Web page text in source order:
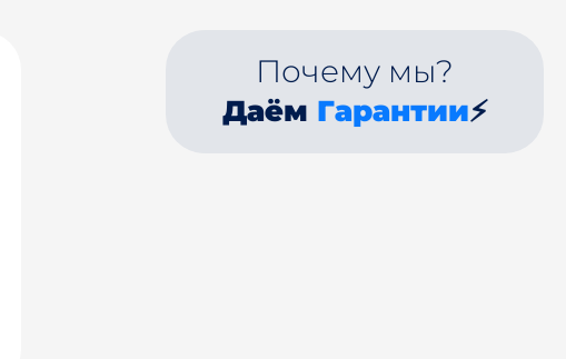
Почему мы?
Даём Гарантии⚡